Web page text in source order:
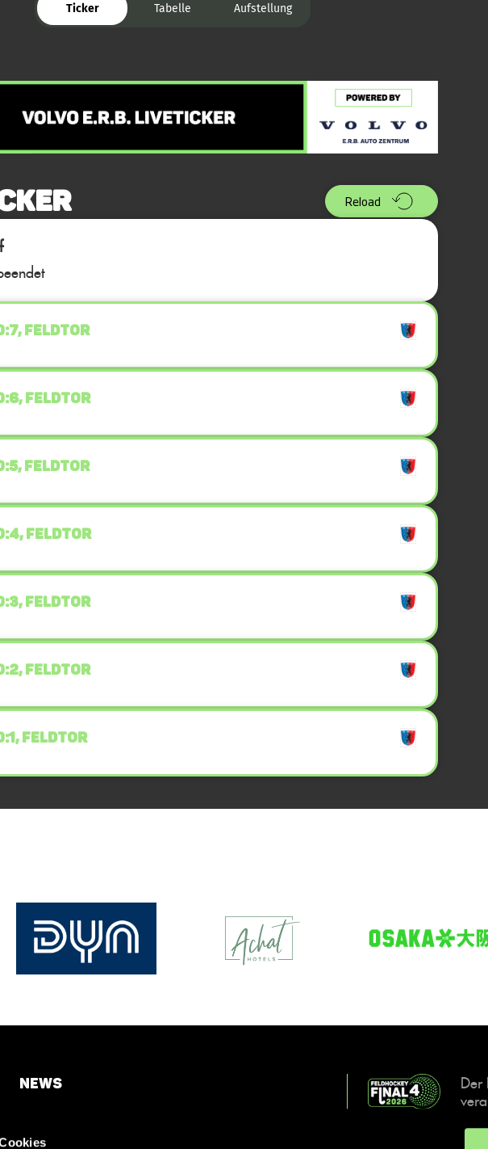
Ticker Tabelle Aufstellung
Reload
FELDTOR
FELDTOR
FELDTOR
FELDTOR
FELDTOR
FELDTOR
FELDTOR
News
Der